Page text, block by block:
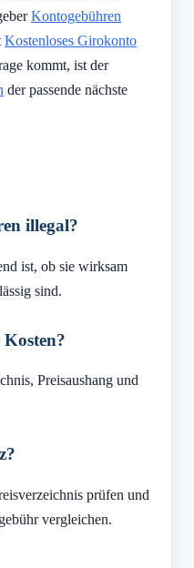
Kontogebühren
Kostenloses Girokonto
kommt, ist der
der passende nächste
illegal?
ist, ob sie wirksam
sind.
Preisaushang und
prüfen und
vergleichen.